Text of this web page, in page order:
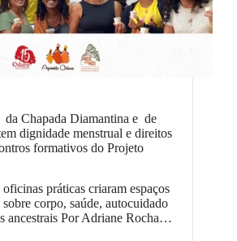
da Chapada Diamantina e de
dignidade menstrual e direitos
formativos do Projeto
práticas criaram espaços
corpo, saúde, autocuidado
ancestrais Por Adriane Rocha…